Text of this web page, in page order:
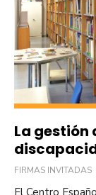
La gestión
FIRMAS INVITADAS
El Centro